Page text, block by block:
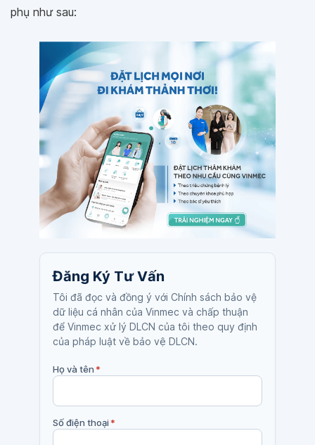
phụ như sau:
Đăng Ký Tư Vấn
Tôi đã đọc và đồng ý với Chính sách bảo vệ
dữ liệu cá nhân của Vinmec và chấp thuận
để Vinmec xử lý DLCN của tôi theo quy định
của pháp luật về bảo vệ DLCN.
Họ và tên*
Số điện thoại*